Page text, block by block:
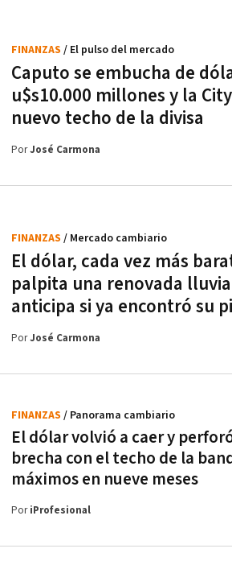
Caputo se embucha de
u$s10.000 millones y la
nuevo techo de la divisa
FINANZAS / El pulso del mercado
PorJosé Carmona
El dólar, cada vez más
palpita una renovada
anticipa si ya encontró su
FINANZAS / Mercado cambiario
PorJosé Carmona
El dólar volvió a caer y
brecha con el techo de la
máximos en nueve meses
FINANZAS / Panorama cambiario
PoriProfesional